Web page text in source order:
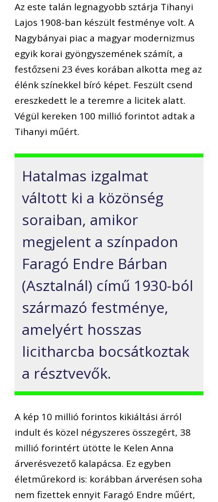
Az este talán legnagyobb sztárja Tihanyi
Lajos 1908-ban készült festménye volt. A
Nagybányai piac a magyar modernizmus
egyik korai gyöngyszemének számít, a
festőzseni 23 éves korában alkotta meg az
élénk színekkel bíró képet. Feszült csend
ereszkedett le a teremre a licitek alatt.
Végül kereken 100 millió forintot adtak a
Tihanyi műért.
Hatalmas izgalmat
váltott ki a közönség
soraiban, amikor
megjelent a színpadon
Faragó Endre Bárban
(Asztalnál) című 1930-ból
származó festménye,
amelyért hosszas
licitharcba bocsátkoztak
a résztvevők.
A kép 10 millió forintos kikiáltási árról
indult és közel négyszeres összegért, 38
millió forintért ütötte le Kelen Anna
árverésvezető kalapácsa. Ez egyben
életműrekord is: korábban árverésen soha
nem fizettek ennyit Faragó Endre műért,